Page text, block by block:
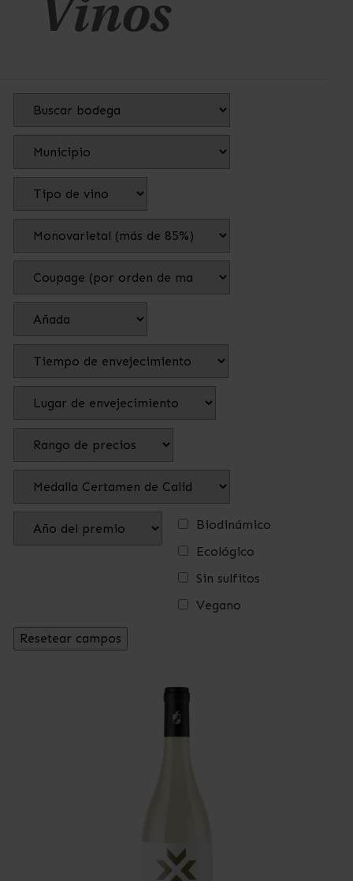
Vinos
Biodinámico
Ecológico
Sin sulfitos
Vegano